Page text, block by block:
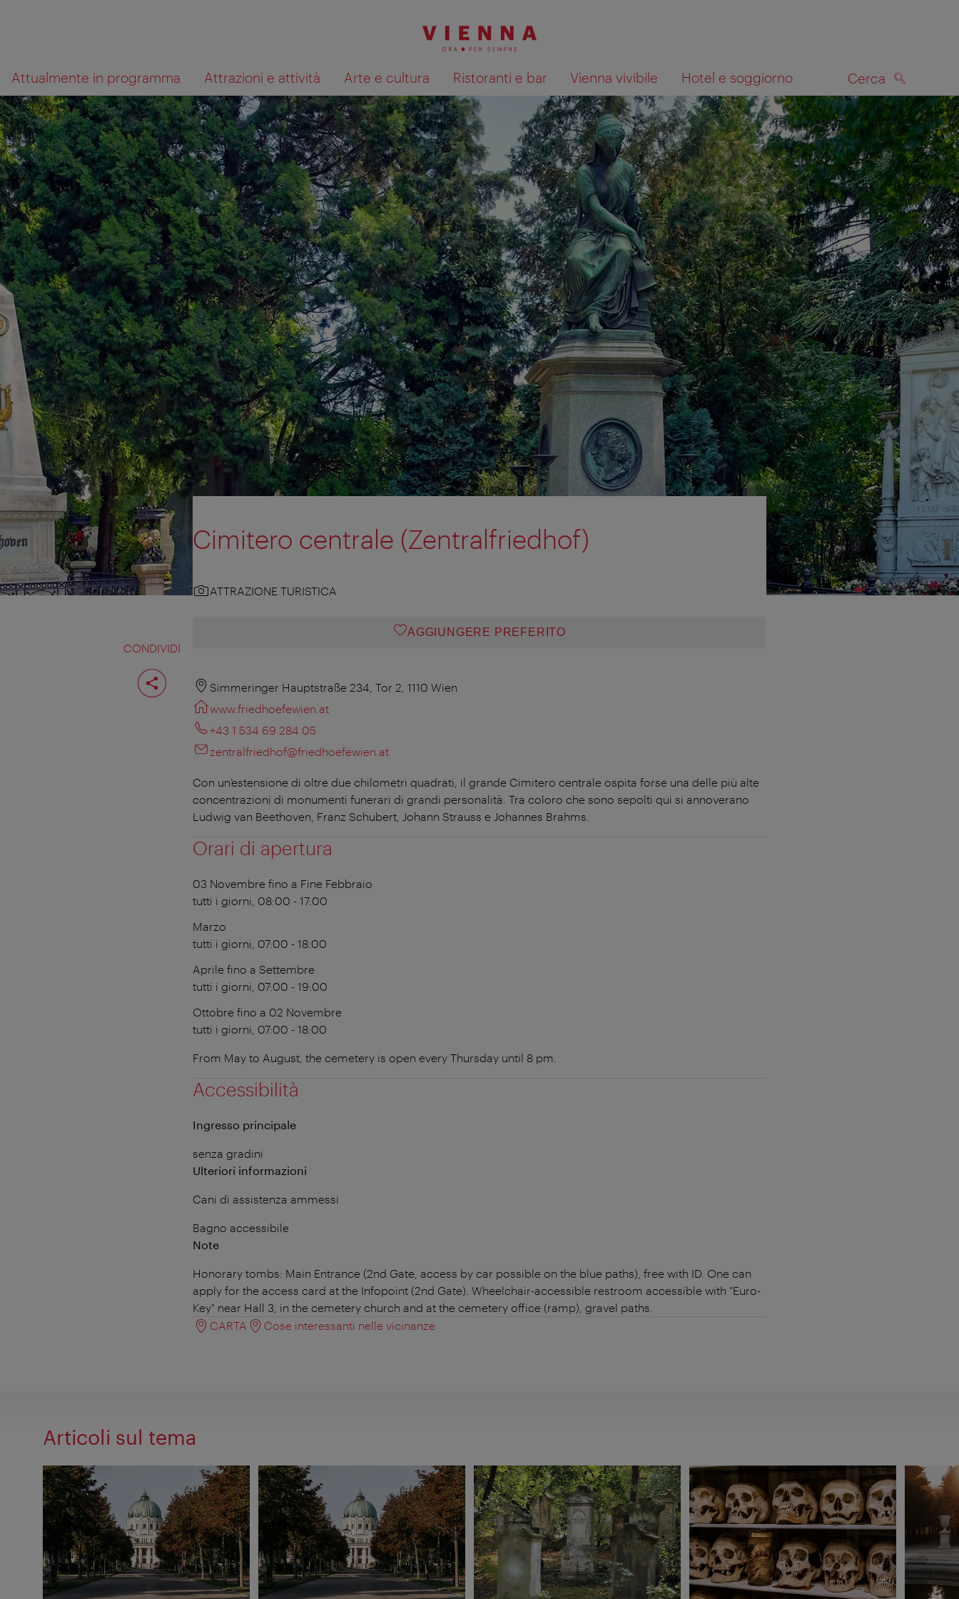
navigazione
contenuto
Attualmente in programma Attrazioni e attività Arte e cultura Ristoranti e bar Vienna vivibile Hotel e soggiorno Cerca
Cosa
cerchi?
Mostra i risultati della ricerca sulla mappa CERCA
CONDIVIDI
Condividi
pagina
Cimitero centrale (Zentralfriedhof)
ATTRAZIONE TURISTICA
AGGIUNGERE PREFERITO
Simmeringer Hauptstraße 234, Tor 2, 1110 Wien
www.friedhoefewien.at
+43 1 534 69 284 05
zentralfriedhof@friedhoefewien.at
Con un’estensione di oltre due chilometri quadrati, il grande Cimitero centrale ospita forse una delle più alte
concentrazioni di monumenti funerari di grandi personalità. Tra coloro che sono sepolti qui si annoverano
Ludwig van Beethoven, Franz Schubert, Johann Strauss e Johannes Brahms.
Orari di apertura
03 Novembre fino a Fine Febbraio
tutti i giorni, 08:00 - 17:00
Marzo
tutti i giorni, 07:00 - 18:00
Aprile fino a Settembre
tutti i giorni, 07:00 - 19:00
Ottobre fino a 02 Novembre
tutti i giorni, 07:00 - 18:00
From May to August, the cemetery is open every Thursday until 8 pm.
Accessibilità
Ingresso principale
senza gradini
Ulteriori informazioni
Cani di assistenza ammessi
Bagno accessibile
Note
Honorary tombs: Main Entrance (2nd Gate, access by car possible on the blue paths), free with ID. One can
apply for the access card at the Infopoint (2nd Gate). Wheelchair-accessible restroom accessible with "Euro-
Key" near Hall 3, in the cemetery church and at the cemetery office (ramp), gravel paths.
CARTA
Cose interessanti nelle vicinanze
Articoli sul tema